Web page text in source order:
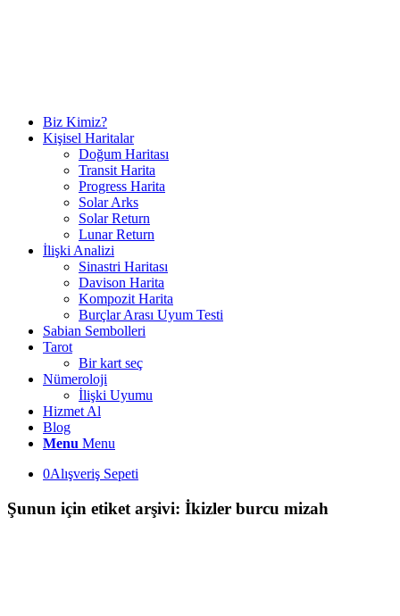
Biz Kimiz?
Kişisel Haritalar
Doğum Haritası
Transit Harita
Progress Harita
Solar Arks
Solar Return
Lunar Return
İlişki Analizi
Sinastri Haritası
Davison Harita
Kompozit Harita
Burçlar Arası Uyum Testi
Sabian Sembolleri
Tarot
Bir kart seç
Nümeroloji
İlişki Uyumu
Hizmet Al
Blog
Menu Menu
0Alışveriş Sepeti
Şunun için etiket arşivi: İkizler burcu mizah